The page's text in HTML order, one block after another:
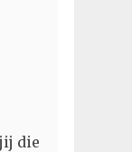
die